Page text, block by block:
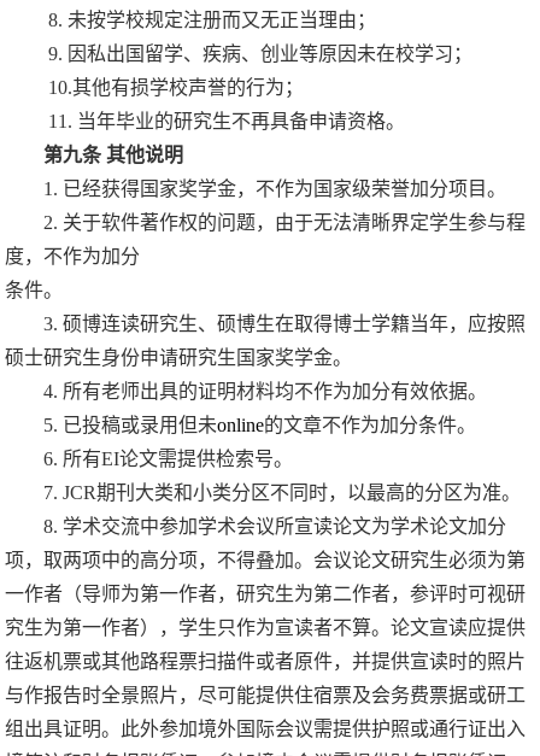
8. 未按学校规定注册而又无正当理由；
9. 因私出国留学、疾病、创业等原因未在校学习；
10.其他有损学校声誉的行为；
11. 当年毕业的研究生不再具备申请资格。
第九条 其他说明
1. 已经获得国家奖学金，不作为国家级荣誉加分项目。
2. 关于软件著作权的问题，由于无法清晰界定学生参与程
度，不作为加分
条件。
3.硕博连读研究生、硕博生在取得博士学籍当年，应按照
硕士研究生身份申请研究生国家奖学金。
4. 所有老师出具的证明材料均不作为加分有效依据。
5. 已投稿或录用但未online的文章不作为加分条件。
6. 所有EI论文需提供检索号。
7. JCR期刊大类和小类分区不同时，以最高的分区为准。
8. 学术交流中参加学术会议所宣读论文为学术论文加分
项，取两项中的高分项，不得叠加。会议论文研究生必须为第
一作者（导师为第一作者，研究生为第二作者，参评时可视研
究生为第一作者），学生只作为宣读者不算。论文宣读应提供
往返机票或其他路程票扫描件或者原件，并提供宣读时的照片
与作报告时全景照片，尽可能提供住宿票及会务费票据或研工
组出具证明。此外参加境外国际会议需提供护照或通行证出入